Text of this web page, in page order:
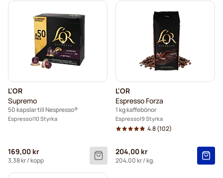
L'OR
Supremo
50 kapslar till Nespresso®
Espresso 10 Styrka
169,00 kr
3,38 kr/ kopp
L'OR
Espresso Forza
1 kg kaffebönor
Espresso 9 Styrka
4.8(102)
204,00 kr
204,00 kr/ kg.